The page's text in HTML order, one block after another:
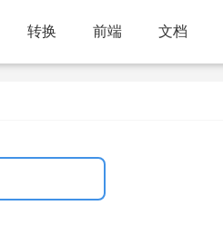
转换 前端 文档